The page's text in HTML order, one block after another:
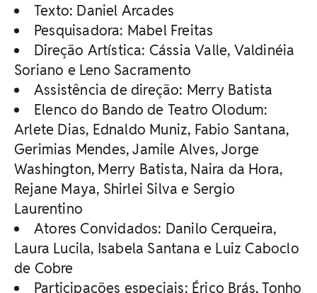
Texto: Daniel Arcades
Pesquisadora: Mabel Freitas
Direção Artística: Cássia Valle, Valdinéia
Soriano e Leno Sacramento
Assistência de direção: Merry Batista
Elenco do Bando de Teatro Olodum:
Arlete Dias, Ednaldo Muniz, Fabio Santana,
Gerimias Mendes, Jamile Alves, Jorge
Washington, Merry Batista, Naira da Hora,
Rejane Maya, Shirlei Silva e Sergio
Laurentino
Atores Convidados: Danilo Cerqueira,
Laura Lucila, Isabela Santana e Luiz Caboclo
de Cobre
Participações especiais: Érico Brás, Tonho